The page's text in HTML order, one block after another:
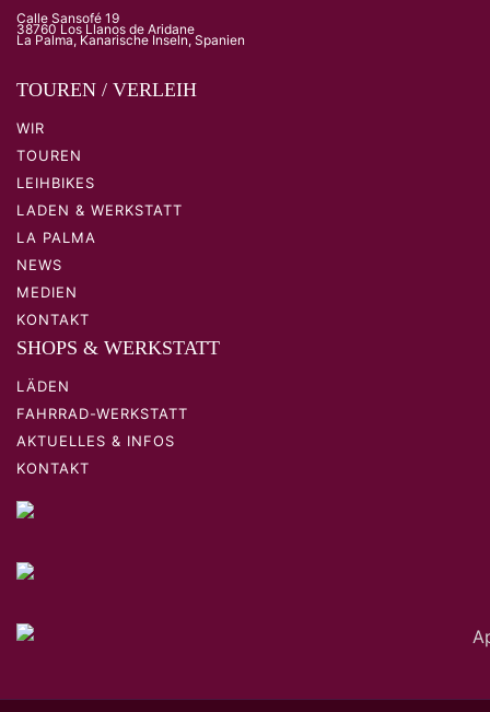
Calle Sansofé 19
38760 Los Llanos de Aridane
La Palma, Kanarische Inseln, Spanien
TOUREN / VERLEIH
WIR
TOUREN
LEIHBIKES
LADEN & WERKSTATT
LA PALMA
NEWS
MEDIEN
KONTAKT
SHOPS & WERKSTATT
LÄDEN
FAHRRAD-WERKSTATT
AKTUELLES & INFOS
KONTAKT